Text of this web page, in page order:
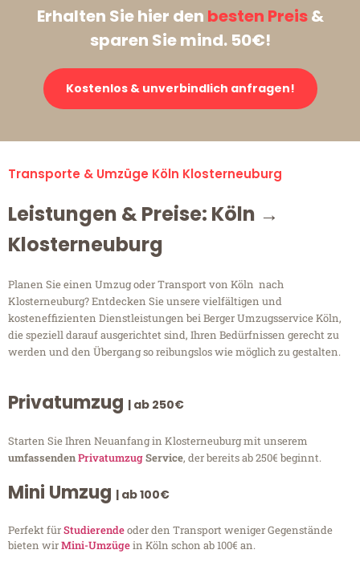
Erhalten Sie hier den besten Preis&
sparen Sie mind. 50€!
Kostenlos & unverbindlich anfragen!
Transporte & Umzüge Köln Klosterneuburg
Leistungen & Preise: Köln →
Klosterneuburg
Planen Sie einen Umzug oder Transport von Köln nach
Klosterneuburg? Entdecken Sie unsere vielfältigen und
kosteneffizienten Dienstleistungen bei Berger Umzugsservice Köln,
die speziell darauf ausgerichtet sind, Ihren Bedürfnissen gerecht zu
werden und den Übergang so reibungslos wie möglich zu gestalten.
Privatumzug | ab 250€
Starten Sie Ihren Neuanfang in Klosterneuburg mit unserem
umfassendenPrivatumzugService, der bereits ab 250€ beginnt.
Mini Umzug | ab 100€
Perfekt fürStudierendeoder den Transport weniger Gegenstände
bieten wirMini-Umzügein Köln schon ab 100€ an.